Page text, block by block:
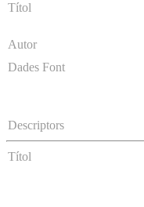
Títol
Autor
Dades Font
Descriptors
Títol